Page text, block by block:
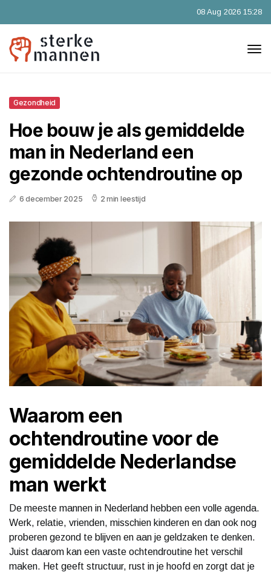
08 Aug 2026 15:28
Gezondheid
Hoe bouw je als gemiddelde
man in Nederland een
gezonde ochtendroutine op
6 december 2025 2 min leestijd
Waarom een
ochtendroutine voor de
gemiddelde Nederlandse
man werkt
De meeste mannen in Nederland hebben een volle agenda.
Werk, relatie, vrienden, misschien kinderen en dan ook nog
proberen gezond te blijven en aan je geldzaken te denken.
Juist daarom kan een vaste ochtendroutine het verschil
maken. Het geeft structuur, rust in je hoofd en zorgt dat je